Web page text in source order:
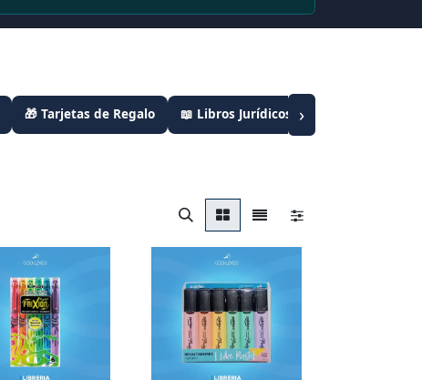
🎁 Tarjetas de Regalo 📖 Libros Jurídicos ›